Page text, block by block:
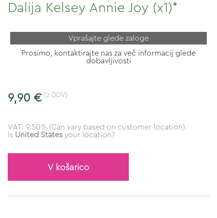
Dalija Kelsey Annie Joy (x1)*
Vprašajte glede zaloge
Prosimo, kontaktirajte nas za več informacij glede
dobavljivosti
9,90 € (z DDV)
VAT: 9.50% (Can vary based on customer location).
Is United States your location?
V košarico